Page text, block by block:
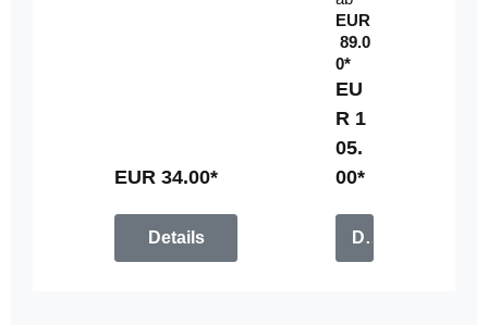
EUR 34.00*
Details
rn
be
di
en
u
n
g
EUR
89.0
0*
EU
R 1
05.
00*
Details